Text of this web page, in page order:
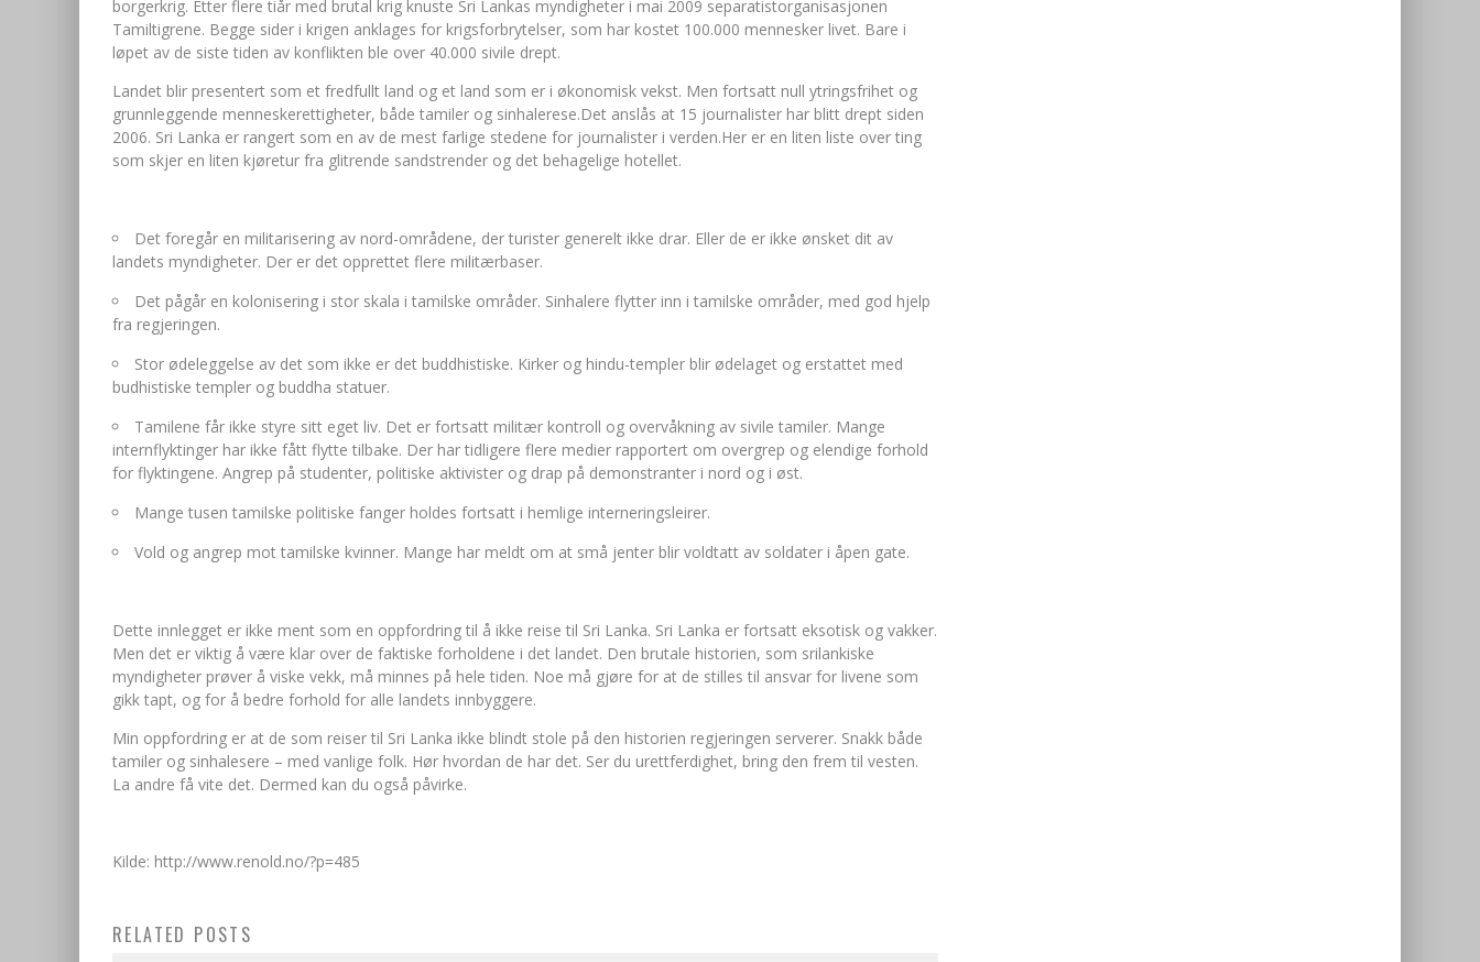
borgerkrig. Etter flere tiår med brutal krig knuste Sri Lankas myndigheter i mai 2009 separatistorganisasjonen
Tamiltigrene. Begge sider i krigen anklages for krigsforbrytelser, som har kostet 100.000 mennesker livet. Bare i
løpet av de siste tiden av konflikten ble over 40.000 sivile drept.
Landet blir presentert som et fredfullt land og et land som er i økonomisk vekst. Men fortsatt null ytringsfrihet og
grunnleggende menneskerettigheter, både tamiler og sinhalerese.Det anslås at 15 journalister har blitt drept siden
2006. Sri Lanka er rangert som en av de mest farlige stedene for journalister i verden.Her er en liten liste over ting
som skjer en liten kjøretur fra glitrende sandstrender og det behagelige hotellet.
Det foregår en militarisering av nord-områdene, der turister generelt ikke drar. Eller de er ikke ønsket dit av
landets myndigheter. Der er det opprettet flere militærbaser.
Det pågår en kolonisering i stor skala i tamilske områder. Sinhalere flytter inn i tamilske områder, med god hjelp
fra regjeringen.
Stor ødeleggelse av det som ikke er det buddhistiske. Kirker og hindu-templer blir ødelaget og erstattet med
budhistiske templer og buddha statuer.
Tamilene får ikke styre sitt eget liv. Det er fortsatt militær kontroll og overvåkning av sivile tamiler. Mange
internflyktinger har ikke fått flytte tilbake. Der har tidligere flere medier rapportert om overgrep og elendige forhold
for flyktingene. Angrep på studenter, politiske aktivister og drap på demonstranter i nord og i øst.
Mange tusen tamilske politiske fanger holdes fortsatt i hemlige interneringsleirer.
Vold og angrep mot tamilske kvinner. Mange har meldt om at små jenter blir voldtatt av soldater i åpen gate.
Dette innlegget er ikke ment som en oppfordring til å ikke reise til Sri Lanka. Sri Lanka er fortsatt eksotisk og vakker.
Men det er viktig å være klar over de faktiske forholdene i det landet. Den brutale historien, som srilankiske
myndigheter prøver å viske vekk, må minnes på hele tiden. Noe må gjøre for at de stilles til ansvar for livene som
gikk tapt, og for å bedre forhold for alle landets innbyggere.
Min oppfordring er at de som reiser til Sri Lanka ikke blindt stole på den historien regjeringen serverer. Snakk både
tamiler og sinhalesere – med vanlige folk. Hør hvordan de har det. Ser du urettferdighet, bring den frem til vesten.
La andre få vite det. Dermed kan du også påvirke.
Kilde: http://www.renold.no/?p=485
RELATED POSTS
med markering av Maveerar Naal 2017
Tamils resort to nationalism to shore up